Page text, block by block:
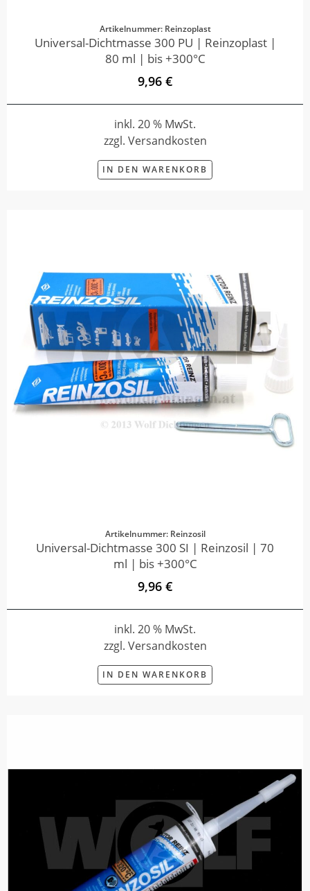
Artikelnummer: Reinzoplast
Universal-Dichtmasse 300 PU | Reinzoplast |
80 ml | bis +300°C
9,96 €
inkl. 20 % MwSt.
zzgl. Versandkosten
IN DEN WARENKORB
Artikelnummer: Reinzosil
Universal-Dichtmasse 300 SI | Reinzosil | 70
ml | bis +300°C
9,96 €
inkl. 20 % MwSt.
zzgl. Versandkosten
IN DEN WARENKORB